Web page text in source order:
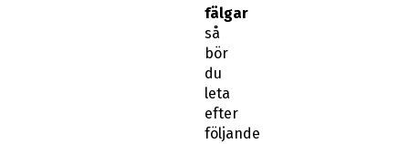
fälgar
så
bör
du
leta
efter
följande